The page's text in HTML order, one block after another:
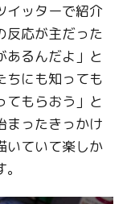
イッターで紹介
反応が主だった
あるんだよ」と
ちにも知っても
てもらおう」と
まったきっかけ
いていて楽しか